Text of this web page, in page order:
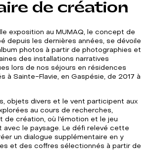
de création
exposition au MUMAQ, le concept de
depuis les dernières années, se dévoile
photos à partir de photographies et
des installations narratives
lors de nos séjours en résidences
à Sainte-Flavie, en Gaspésie, de 2017 à
objets divers et le vent participent aux
au cours de recherches,
de création, où l’émotion et le jeu
avec le paysage. Le défi relevé cette
un dialogue supplémentaire en y
et des coffres sélectionnés à partir de